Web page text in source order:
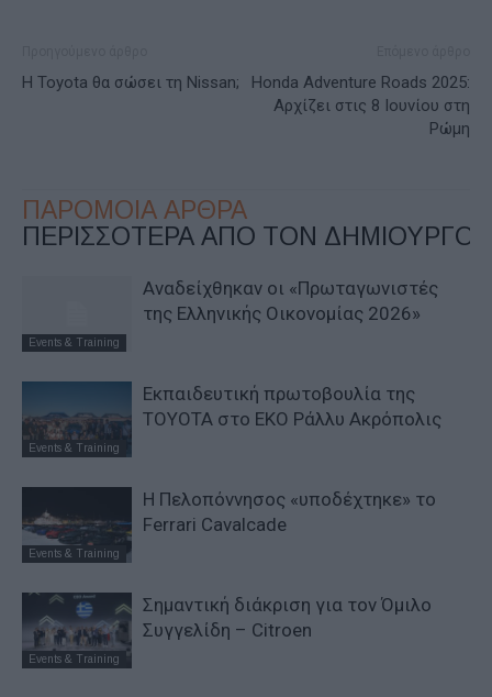
Η Toyota θα σώσει τη Nissan;
Honda Adventure Roads 2025:
Αρχίζει στις 8 Ιουνίου στη
Ρώμη
ΠΑΡΟΜΟΙΑ ΑΡΘΡΑ
ΠΕΡΙΣΣΟΤΕΡΑ ΑΠΟ ΤΟΝ ΔΗΜΙΟΥΡΓΟ
Events & Training
Αναδείχθηκαν οι «Πρωταγωνιστές
της Ελληνικής Οικονομίας 2026»
Events & Training
Εκπαιδευτική πρωτοβουλία της
TOYOTA στο ΕΚΟ Ράλλυ Ακρόπολις
Events & Training
Η Πελοπόννησος «υποδέχτηκε» το
Ferrari Cavalcade
Events & Training
Σημαντική διάκριση για τον Όμιλο
Συγγελίδη – Citroen